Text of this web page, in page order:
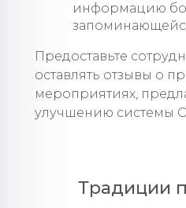
информацию
Предоставьте
оставлять отзывы о
мероприятиях,
улучшению системы
Традиции